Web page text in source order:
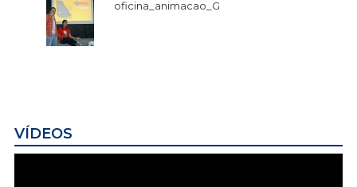
oficina_animacao_G
VÍDEOS